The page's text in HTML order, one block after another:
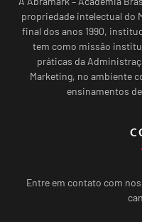
propriedade intelectual do
final dos anos 1990,
tem como missão
práticas da
Marketing, no ambiente
ensinamentos
Entre em contato com